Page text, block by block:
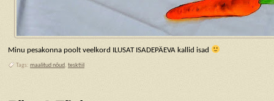
Minu pesakonna poolt veelkord ILUSAT ISADEPÄEVA kallid isad
Tags: maalitud nõud, tesktiil